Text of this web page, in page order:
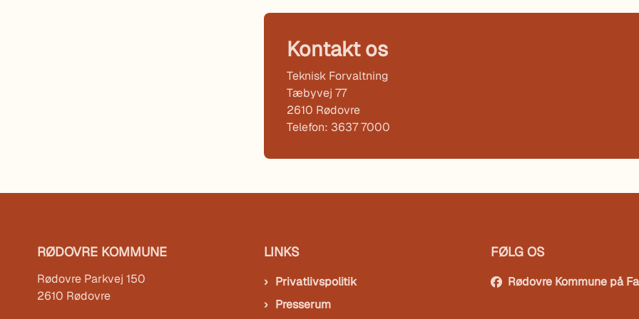
Kontakt os
Teknisk Forvaltning
Tæbyvej 77
2610 Rødovre
Telefon: 3637 7000
RØDOVRE KOMMUNE
Rødovre Parkvej 150
2610 Rødovre
LINKS
Privatlivspolitik
Presserum
FØLG OS
Rødovre Kommune på